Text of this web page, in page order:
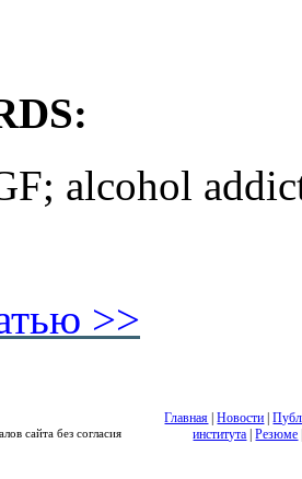
alcohol
>>
сайта без согласия
Главная |Новости |
института |Резюме